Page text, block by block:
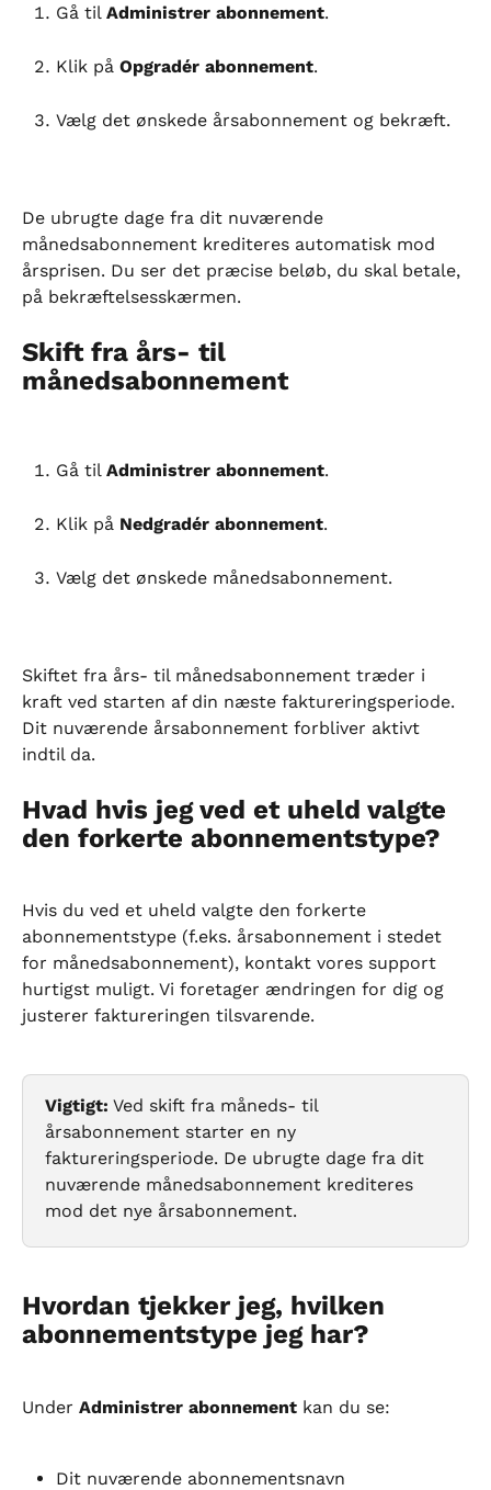
Gå til Administrer abonnement.
Klik på Opgradér abonnement.
Vælg det ønskede årsabonnement og bekræft.
De ubrugte dage fra dit nuværende
månedsabonnement krediteres automatisk mod
årsprisen. Du ser det præcise beløb, du skal betale,
på bekræftelsesskærmen.
Skift fra års- til
månedsabonnement
Gå til Administrer abonnement.
Klik på Nedgradér abonnement.
Vælg det ønskede månedsabonnement.
Skiftet fra års- til månedsabonnement træder i
kraft ved starten af din næste faktureringsperiode.
Dit nuværende årsabonnement forbliver aktivt
indtil da.
Hvad hvis jeg ved et uheld valgte
den forkerte abonnementstype?
Hvis du ved et uheld valgte den forkerte
abonnementstype (f.eks. årsabonnement i stedet
for månedsabonnement), kontakt vores support
hurtigst muligt. Vi foretager ændringen for dig og
justerer faktureringen tilsvarende.
Vigtigt: Ved skift fra måneds- til
årsabonnement starter en ny
faktureringsperiode. De ubrugte dage fra dit
nuværende månedsabonnement krediteres
mod det nye årsabonnement.
Hvordan tjekker jeg, hvilken
abonnementstype jeg har?
Under Administrer abonnement kan du se:
Dit nuværende abonnementsnavn